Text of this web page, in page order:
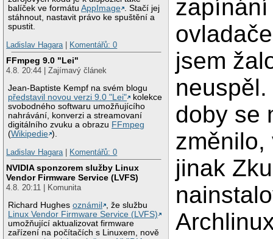
balíček ve formátuAppImage . Stačí jej
stáhnout, nastavit právo ke spuštění a
spustit.
Ladislav Hagara
Komentářů: 0
FFmpeg 9.0 "Lei"
4.8. 20:44 | Zajímavý článek
Jean-Baptiste Kempf na svém blogu
představil novou verzi 9.0 "Lei"
kolekce
svobodného softwaru umožňujícího
nahrávání, konverzi a streamovaní
digitálního zvuku a obrazu FFmpeg
(Wikipedie ).
Ladislav Hagara
Komentářů: 0
NVIDIA sponzorem služby Linux
Vendor Firmware Service (LVFS)
4.8. 20:11 | Komunita
Richard Hughesoznámil
, že službu
Linux Vendor Firmware Service (LVFS)
umožňující aktualizovat firmware
zařízení na počítačích s Linuxem, nově
jsem
doby se
změnilo,
jinak